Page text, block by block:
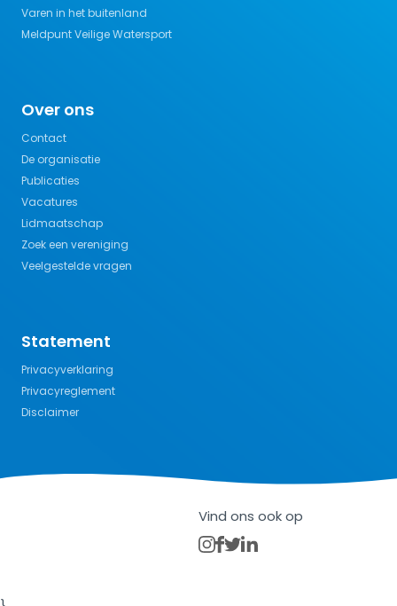
Varen in het buitenland
Meldpunt Veilige Watersport
Over ons
Contact
De organisatie
Publicaties
Vacatures
Lidmaatschap
Zoek een vereniging
Veelgestelde vragen
Statement
Privacyverklaring
Privacyreglement
Disclaimer
Vind ons ook op